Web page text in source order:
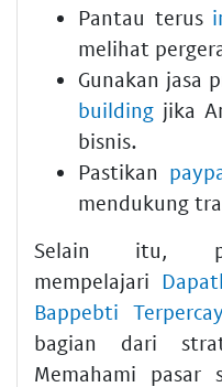
Pantau terus
melihat
Gunakan jasa
building jika
bisnis.
Pastikan
mendukung
Selain itu,
mempelajari
Bappebti
bagian dari
Memahami pasar